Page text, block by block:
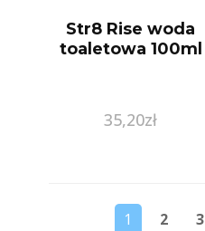
Str8 Rise woda
toaletowa 100ml
35,20zł
1 2 3